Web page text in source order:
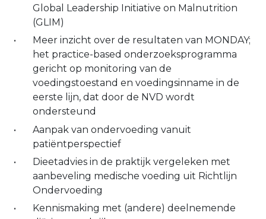
Global Leadership Initiative on Malnutrition
(GLIM)
Meer inzicht over de resultaten van MONDAY;
het practice-based onderzoeksprogramma
gericht op monitoring van de
voedingstoestand en voedingsinname in de
eerste lijn, dat door de NVD wordt
ondersteund
Aanpak van ondervoeding vanuit
patiëntperspectief
Dieetadvies in de praktijk vergeleken met
aanbeveling medische voeding uit Richtlijn
Ondervoeding
Kennismaking met (andere) deelnemende